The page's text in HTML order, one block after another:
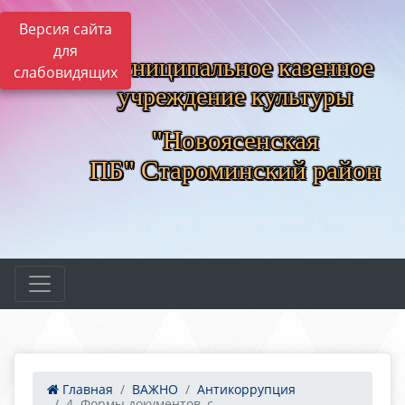
Версия сайта
для
слабовидящихМуниципальное казенное
учреждение культуры
"Новоясенская
ПБ"Староминский район
Главная ВАЖНО
Антикоррупция